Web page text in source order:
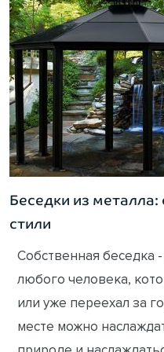
Беседки из металла:
стили
Собственная беседка -
любого человека,
или уже переехал за
месте можно